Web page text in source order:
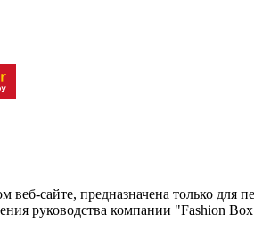
сайте, предназначена только
руководства компании "Fashion